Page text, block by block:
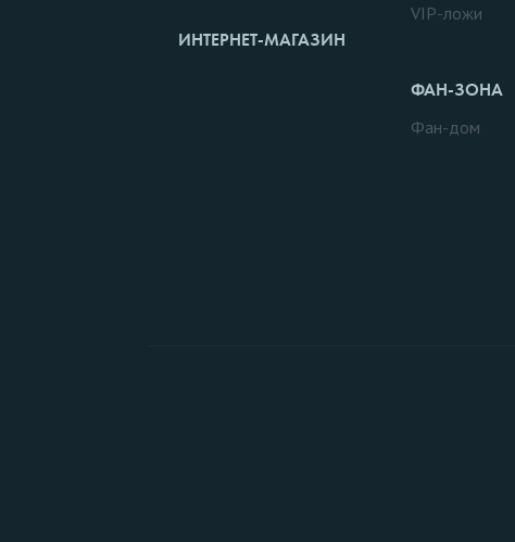
ИНТЕРНЕТ-МАГАЗИН
VIP-ложи
ФАН-ЗОНА
Фан-дом